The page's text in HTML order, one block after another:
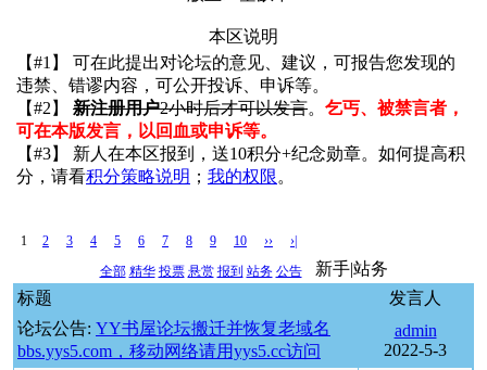
本区说明
【#1】 可在此提出对论坛的意见、建议，可报告您发现的
违禁、错谬内容，可公开投诉、申诉等。
【#2】 新注册用户2小时后才可以发言。 乞丐、被禁言者，
可在本版发言，以回血或申诉等。
【#3】 新人在本区报到，送10积分+纪念勋章。如何提高积
分，请看积分策略说明 ； 我的权限。
1 2 3 4 5 6 7 8 9 10 ››
›|
全部 精华 投票 悬赏 报到 站务 公告
新手|站务
标题
发言人
论坛公告: YY书屋论坛搬迁并恢复老域名
bbs.yys5.com，移动网络请用yys5.cc访问
admin
2022-5-3